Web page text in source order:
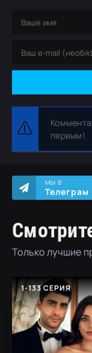
первым!
Только лучшие
МЫ В
Телеграм
1-133 СЕРИЯ